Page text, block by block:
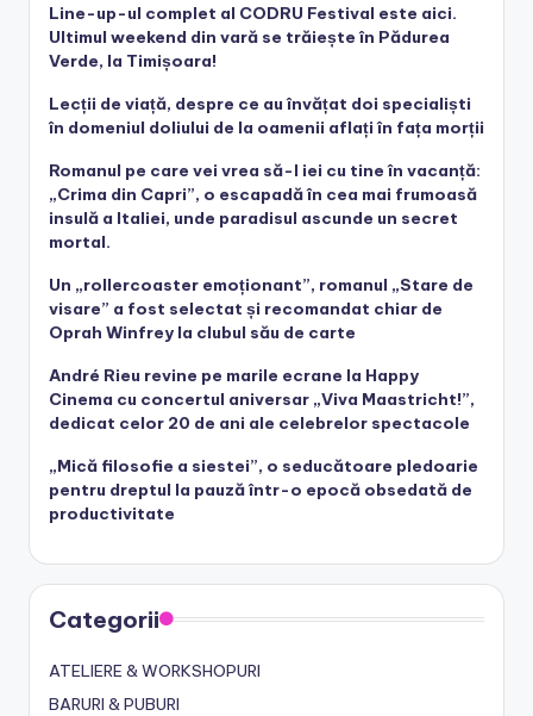
Line-up-ul complet al CODRU Festival este aici.
Ultimul weekend din vară se trăiește în Pădurea
Verde, la Timișoara!
Lecții de viață, despre ce au învățat doi specialiști
în domeniul doliului de la oamenii aflați în fața morții
Romanul pe care vei vrea să-l iei cu tine în vacanță:
„Crima din Capri”, o escapadă în cea mai frumoasă
insulă a Italiei, unde paradisul ascunde un secret
mortal.
Un „rollercoaster emoționant”, romanul „Stare de
visare” a fost selectat și recomandat chiar de
Oprah Winfrey la clubul său de carte
André Rieu revine pe marile ecrane la Happy
Cinema cu concertul aniversar „Viva Maastricht!”,
dedicat celor 20 de ani ale celebrelor spectacole
„Mică filosofie a siestei”, o seducătoare pledoarie
pentru dreptul la pauză într-o epocă obsedată de
productivitate
Categorii
ATELIERE & WORKSHOPURI
BARURI & PUBURI